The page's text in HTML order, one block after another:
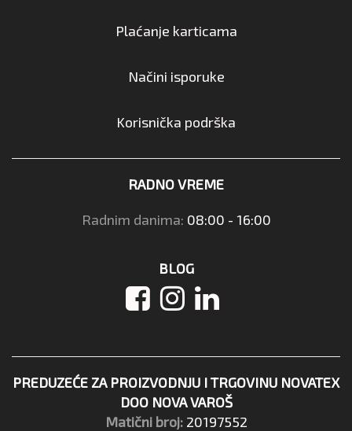
Plaćanje karticama
Načini isporuke
Korisnička podrška
RADNO VREME
Radnim danima: 08:00 - 16:00
BLOG
PREDUZEĆE ZA PROIZVODNJU I TRGOVINU NOVATEX
DOO NOVA VAROŠ
Matični broj: 20197552